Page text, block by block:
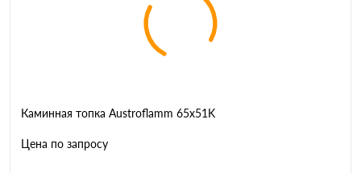
Каминная топка Austroflamm 65x51K
Цена по запросу